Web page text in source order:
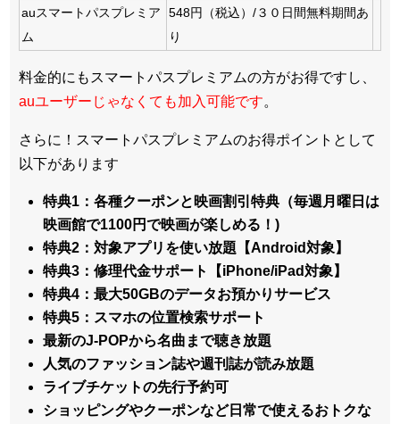
auスマートパスプレミア
ム
548円（税込）/３０日間無料期間あ
り
料金的にもスマートパスプレミアムの方がお得ですし、
auユーザーじゃなくても加入可能です。
さらに！スマートパスプレミアムのお得ポイントとして
以下があります
特典1：各種クーポンと映画割引特典（毎週月曜日は
映画館で1100円で映画が楽しめる！)
特典2：対象アプリを使い放題【Android対象】
特典3：修理代金サポート【iPhone/iPad対象】
特典4：最大50GBのデータお預かりサービス
特典5：スマホの位置検索サポート
最新のJ-POPから名曲まで聴き放題
人気のファッション誌や週刊誌が読み放題
ライブチケットの先行予約可
ショッピングやクーポンなど日常で使えるおトクな